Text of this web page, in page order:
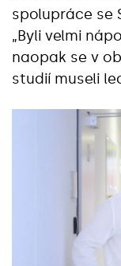
spolupráce se
„Byli velmi
naopak se v
studií museli